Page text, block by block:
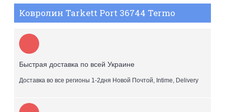
Ковролин Tarkett Port 36744 Termo
Быстрая доставка по всей Украине
Доставка во все регионы 1-2дня Новой Почтой, Intime, Delivery